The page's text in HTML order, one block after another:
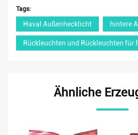
Tags:
Haval Außenhecklicht hintere
Rückleuchten und Rückleuchten für
Ähnliche